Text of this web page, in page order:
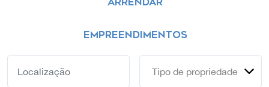
EMPREENDIMENTOS
Tipo de propriedade